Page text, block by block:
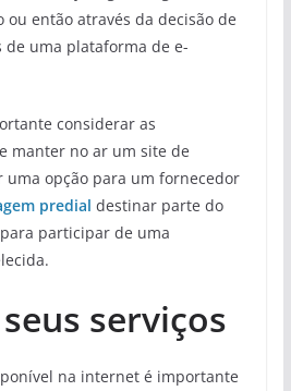
ou então através da decisão de
de uma plataforma de e-
considerar as
manter no ar um site de
uma opção para um fornecedor
predial destinar parte do
participar de uma
serviços
na internet é importante